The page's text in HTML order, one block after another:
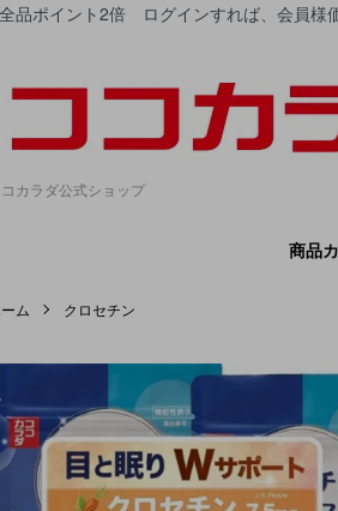
全品ポイント2倍 ログインすれば、会員様
コカラダ公式ショップ
商品
ム クロセチン